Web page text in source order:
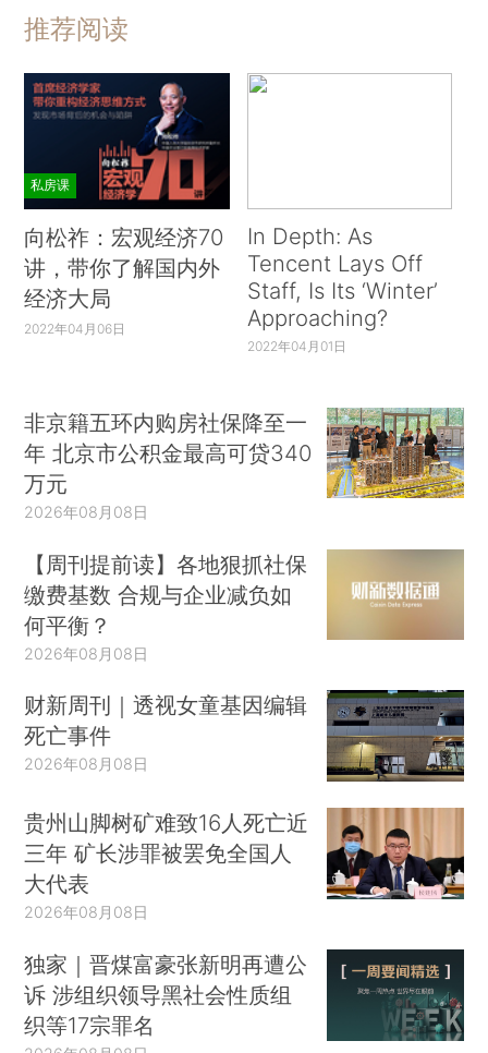
推荐阅读
私房课
向松祚：宏观经济70
讲，带你了解国内外
经济大局
2022年04月06日
In Depth: As
Tencent Lays Off
Staff, Is Its ‘Winter’
Approaching?
2022年04月01日
非京籍五环内购房社保降至一
年 北京市公积金最高可贷340
万元
2026年08月08日
【周刊提前读】各地狠抓社保
缴费基数 合规与企业减负如
何平衡？
2026年08月08日
财新周刊｜透视女童基因编辑
死亡事件
2026年08月08日
贵州山脚树矿难致16人死亡近
三年 矿长涉罪被罢免全国人
大代表
2026年08月08日
独家｜晋煤富豪张新明再遭公
诉 涉组织领导黑社会性质组
织等17宗罪名